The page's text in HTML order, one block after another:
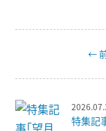
←
特集記